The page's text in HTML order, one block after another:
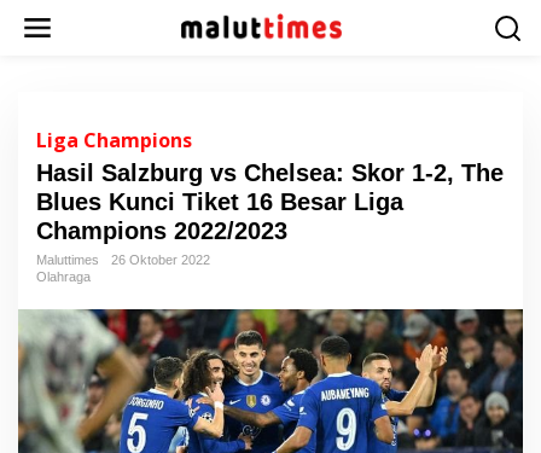
Liga Champions
Hasil Salzburg vs Chelsea: Skor 1-2, The
Blues Kunci Tiket 16 Besar Liga
Champions 2022/2023
Maluttimes
26 Oktober 2022
Olahraga